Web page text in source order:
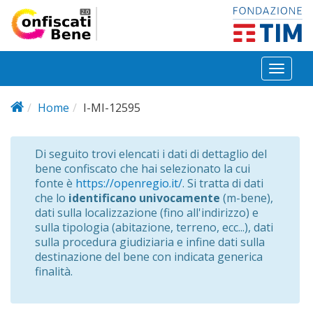
Salta al contenuto principale
Toggle
Home
I-MI-12595
Di seguito trovi elencati i dati di dettaglio del
bene confiscato che hai selezionato la cui
fonte è https://openregio.it/. Si tratta di dati
che lo identificano univocamente (m-bene),
dati sulla localizzazione (fino all'indirizzo) e
sulla tipologia (abitazione, terreno, ecc...), dati
sulla procedura giudiziaria e infine dati sulla
destinazione del bene con indicata generica
finalità.